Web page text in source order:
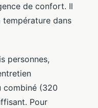
de confort. Il
dans
personnes,
combiné (320
Pour